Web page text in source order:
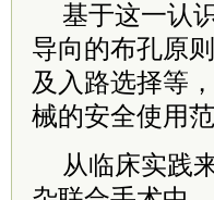
基于这一认
导向的布孔原
及入路选择等
械的安全使用范
从临床实践